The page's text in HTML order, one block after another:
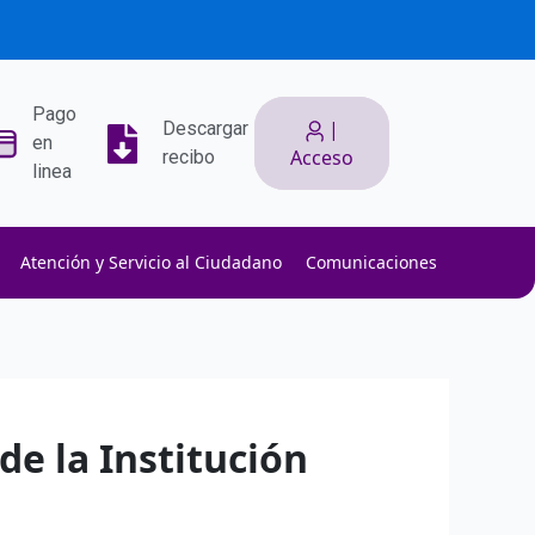
Pago
en
linea
Descargar
recibo
|
Acceso
Atención y Servicio al Ciudadano Comunicaciones
la Institución